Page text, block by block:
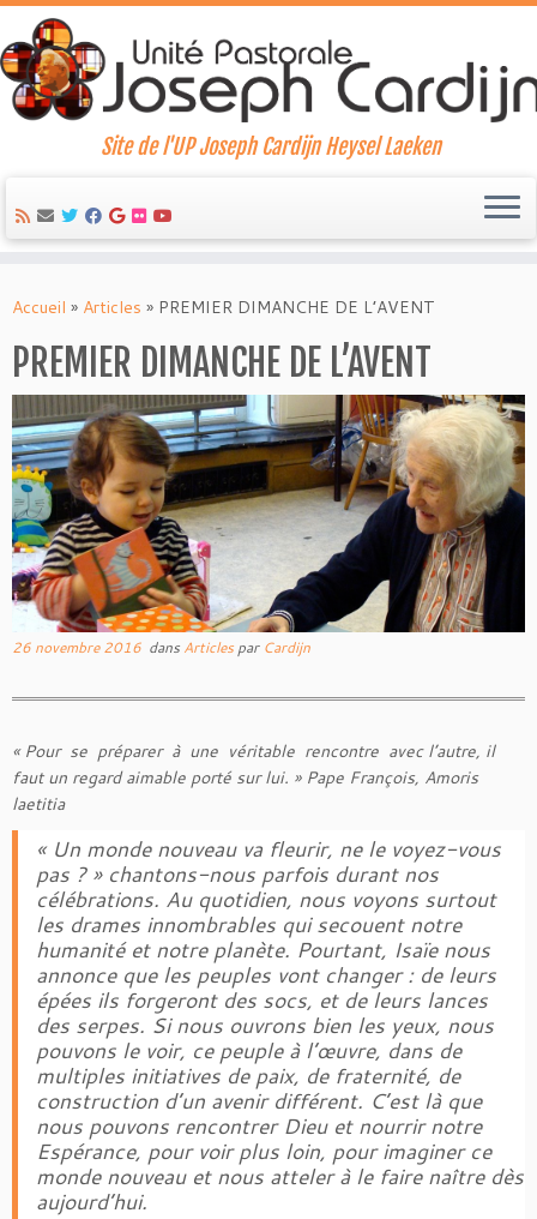
to
Site de l'UP Joseph Cardijn Heysel Laeken
Accueil » Articles » PREMIER DIMANCHE DE L’AVENT
PREMIER DIMANCHE DE L’AVENT
26 novembre 2016 dans Articles par Cardijn
« Pour se préparer à une véritable rencontre avec l’autre, il
faut un regard aimable porté sur lui. » Pape François, Amoris
laetitia
« Un monde nouveau va fleurir, ne le voyez-vous
pas ? » chantons-nous parfois durant nos
célébrations. Au quotidien, nous voyons surtout
les drames innombrables qui secouent notre
humanité et notre planète. Pourtant, Isaïe nous
annonce que les peuples vont changer : de leurs
épées ils forgeront des socs, et de leurs lances
des serpes. Si nous ouvrons bien les yeux, nous
pouvons le voir, ce peuple à l’œuvre, dans de
multiples initiatives de paix, de fraternité, de
construction d’un avenir différent. C’est là que
nous pouvons rencontrer Dieu et nourrir notre
Espérance, pour voir plus loin, pour imaginer ce
monde nouveau et nous atteler à le faire naître dès
aujourd’hui.